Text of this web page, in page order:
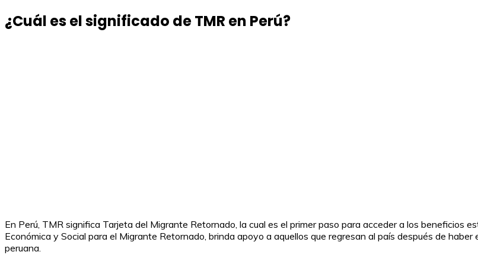
¿Cuál es el significado de TMR en Perú?
En Perú, TMR significa Tarjeta del Migrante Retornado, la cual es el primer paso para acceder a los beneficios
Económica y Social para el Migrante Retornado, brinda apoyo a aquellos que regresan al país después de
peruana.